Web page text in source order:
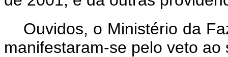
Ouvidos, o Ministério da
manifestaram-se pelo veto ao